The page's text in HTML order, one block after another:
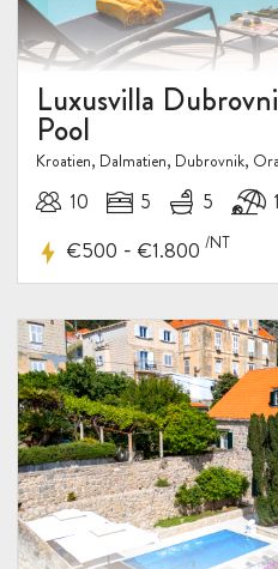
Luxusvilla
Pool
Kroatien, Dalmatien, Dubrovnik,
10 5 5
€500 - €1.800 /NT